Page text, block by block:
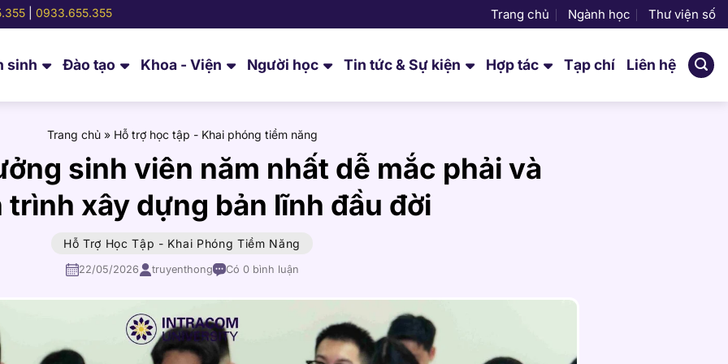
0933.655.355 Trang chủ Ngành học Thư viện số
sinh Đào tạo Khoa - Viện Người học Tin tức & Sự kiện Hợp tác Tạp chí Liên hệ
Trang chủ» Hỗ trợ học tập - Khai phóng tiềm năng
sinh viên năm nhất dễ mắc phải và
trình xây dựng bản lĩnh đầu đời
Hỗ Trợ Học Tập - Khai Phóng Tiềm Năng
22/05/2026 truyenthong Có 0 bình luận